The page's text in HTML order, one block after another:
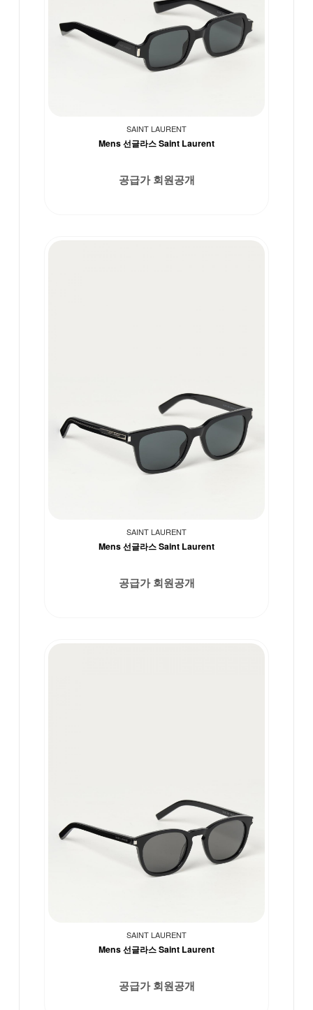
SAINT LAURENT
Mens 선글라스 Saint Laurent
공급가 회원공개
SAINT LAURENT
Mens 선글라스 Saint Laurent
공급가 회원공개
SAINT LAURENT
Mens 선글라스 Saint Laurent
공급가 회원공개